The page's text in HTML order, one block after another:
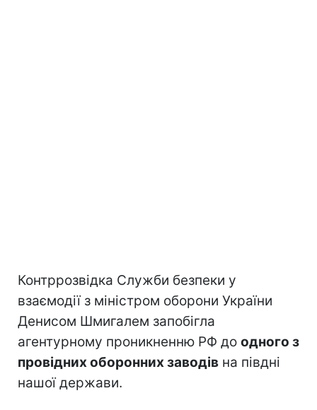
Контррозвідка Служби безпеки у
взаємодії з міністром оборони України
Денисом Шмигалем запобігла
агентурному проникненню РФ до одного з
провідних оборонних заводів на півдні
нашої держави.